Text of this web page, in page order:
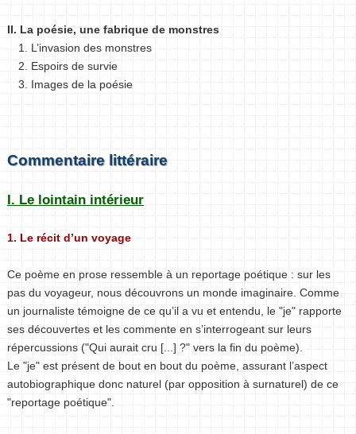
II. La poésie, une fabrique de monstres
1. L’invasion des monstres
2. Espoirs de survie
3. Images de la poésie
Commentaire littéraire
I. Le lointain intérieur
1. Le récit d’un voyage
Ce poème en prose ressemble à un reportage poétique : sur les
pas du voyageur, nous découvrons un monde imaginaire. Comme
un journaliste témoigne de ce qu’il a vu et entendu, le "je" rapporte
ses découvertes et les commente en s’interrogeant sur leurs
répercussions ("Qui aurait cru [...] ?" vers la fin du poème).
Le "je" est présent de bout en bout du poème, assurant l’aspect
autobiographique donc naturel (par opposition à surnaturel) de ce
"reportage poétique".